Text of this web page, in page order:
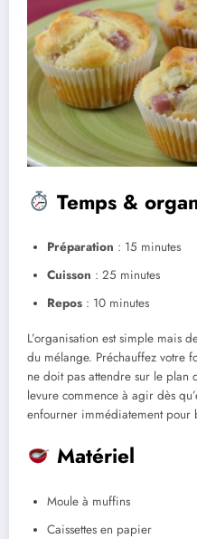
Temps &
Préparation : 15 minutes
Cuisson : 25 minutes
Repos : 10 minutes
L’organisation est simple mais
du mélange. Préchauffez votre
ne doit pas attendre sur le plan
levure commence à agir dès
enfourner immédiatement
Matériel
Moule à muffins
Caissettes en papier